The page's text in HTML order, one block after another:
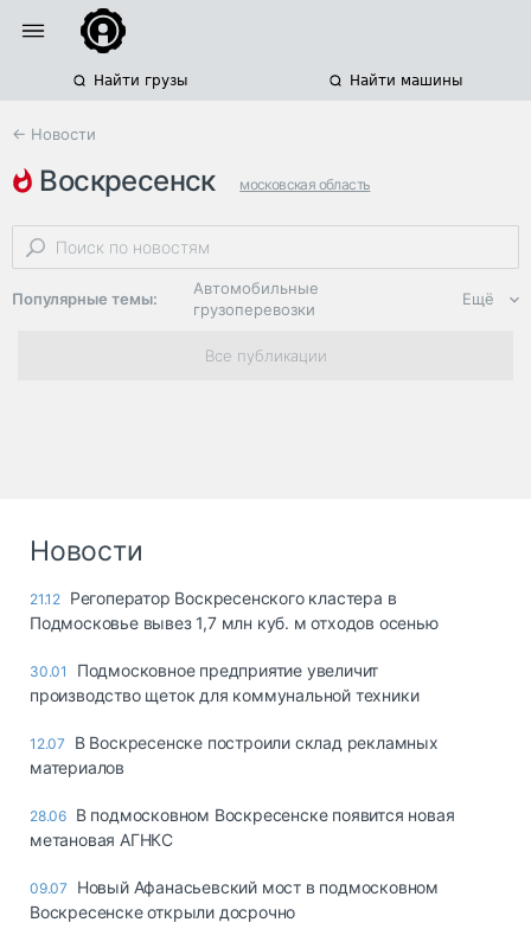
Найти грузы Найти машины
← Новости
воскресенск московская область
автоперевозки опасных грузов строительство мостов
Популярные темы:
Автомобильные
грузоперевозки
Региональная
логистика
опасные грузы
страхование
Склады и
Коммерческий
Спецтехника
Ещё
Все публикации
Новости
21.12 Регоператор Воскресенского кластера в
Подмосковье вывез 1,7 млн куб. м отходов осенью
30.01
Подмосковное предприятие увеличит
производство щеток для коммунальной техники
12.07
В Воскресенске построили склад рекламных
материалов
28.06 В подмосковном Воскресенске появится новая
метановая АГНКС
09.07
Новый Афанасьевский мост в подмосковном
Воскресенске открыли досрочно